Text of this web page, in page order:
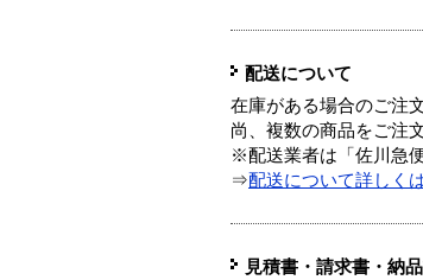
配送について
在庫がある場合のご注
尚、複数の商品をご注
※配送業者は「佐川急
⇒配送について詳しく
見積書・請求書・納